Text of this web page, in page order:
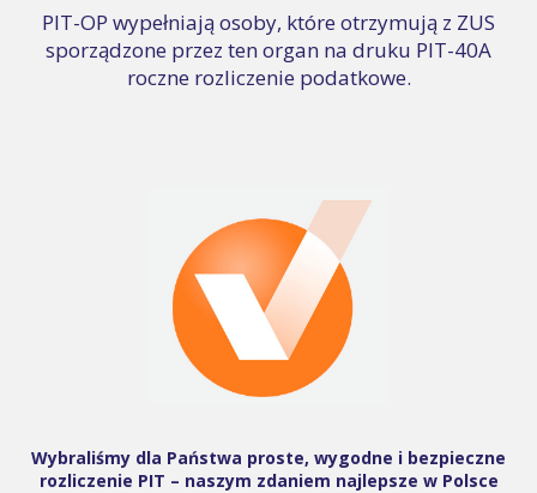
PIT-OP wypełniają osoby, które otrzymują z ZUS
sporządzone przez ten organ na druku PIT-40A
roczne rozliczenie podatkowe.
Wybraliśmy dla Państwa proste, wygodne i bezpieczne
rozliczenie PIT – naszym zdaniem najlepsze w Polsce